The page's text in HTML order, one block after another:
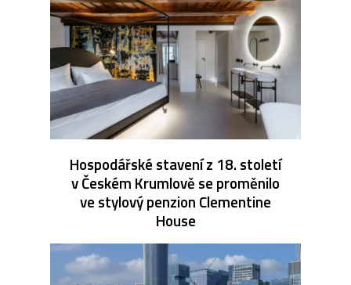
Hospodářské stavení z 18. století
v Českém Krumlově se proměnilo
ve stylový penzion Clementine
House